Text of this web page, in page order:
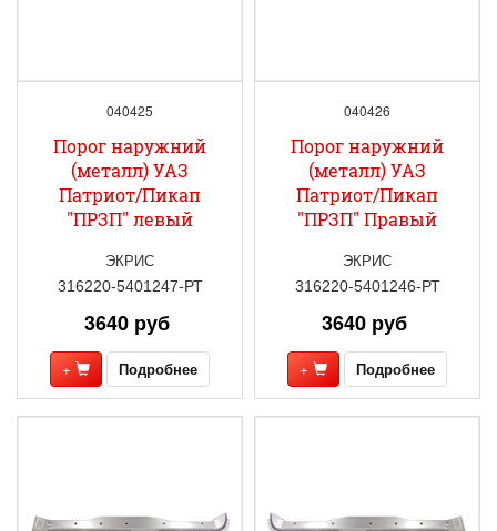
040425
Порог наружний
(металл) УАЗ
Патриот/Пикап
"ПРЗП" левый
ЭКРИС
316220-5401247-РТ
3640 руб
+ Подробнее
040426
Порог наружний
(металл) УАЗ
Патриот/Пикап
"ПРЗП" Правый
ЭКРИС
316220-5401246-РТ
3640 руб
+ Подробнее